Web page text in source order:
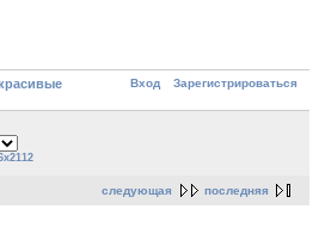
Вход Зарегистрироваться
следующая последняя